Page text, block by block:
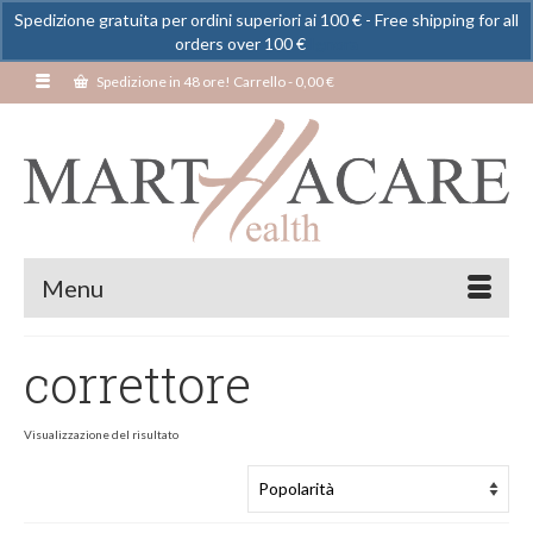
Spedizione in 48 ore! Carrello- 0,00€
Menu
correttore
Visualizzazione del risultato
Spedizione gratuita per ordini superiori ai 100 € - Free shipping for all
orders over 100 €